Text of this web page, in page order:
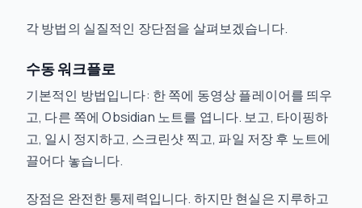
각 방법의 실질적인 장단점을 살펴보겠습니다.
수동 워크플로
기본적인 방법입니다: 한 쪽에 동영상 플레이어를 띄우
고, 다른 쪽에 Obsidian 노트를 엽니다. 보고, 타이핑하
고, 일시 정지하고, 스크린샷 찍고, 파일 저장 후 노트에
끌어다 놓습니다.
장점은 완전한 통제력입니다. 하지만 현실은 지루하고